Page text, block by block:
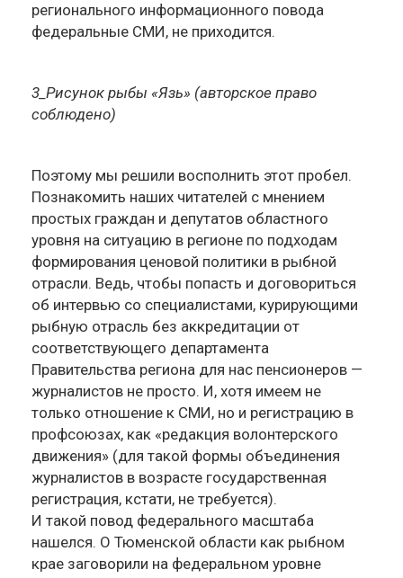
регионального информационного повода
федеральные СМИ, не приходится.
3_Рисунок рыбы «Язь» (авторское право
соблюдено)
Поэтому мы решили восполнить этот пробел.
Познакомить наших читателей с мнением
простых граждан и депутатов областного
уровня на ситуацию в регионе по подходам
формирования ценовой политики в рыбной
отрасли. Ведь, чтобы попасть и договориться
об интервью со специалистами, курирующими
рыбную отрасль без аккредитации от
соответствующего департамента
Правительства региона для нас пенсионеров —
журналистов не просто. И, хотя имеем не
только отношение к СМИ, но и регистрацию в
профсоюзах, как «редакция волонтерского
движения» (для такой формы объединения
журналистов в возрасте государственная
регистрация, кстати, не требуется).
И такой повод федерального масштаба
нашелся. О Тюменской области как рыбном
крае заговорили на федеральном уровне